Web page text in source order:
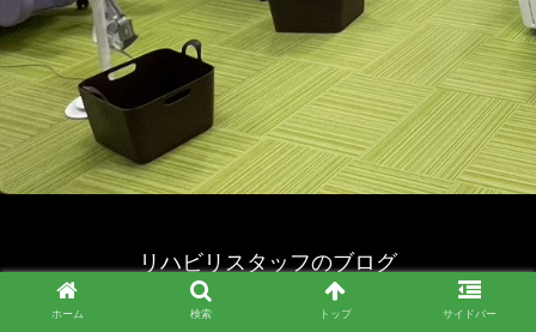
リハビリスタッフのブログ
© 2023 リハビリスタッフのブログ.
ホーム 検索 トップ サイドバー